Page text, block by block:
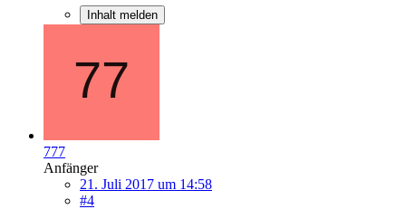
Inhalt melden
777
Anfänger
21. Juli 2017 um 14:58
#4